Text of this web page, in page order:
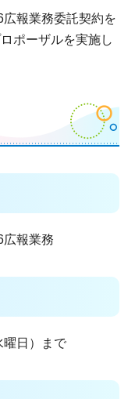
報業務委託契約を
ポーザルを実施し
広報業務
曜日）まで